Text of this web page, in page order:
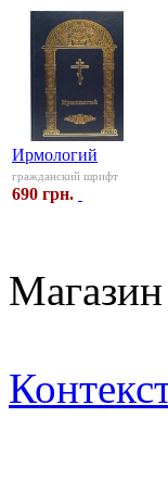
Ирмологий
гражданский шрифт
690 грн.